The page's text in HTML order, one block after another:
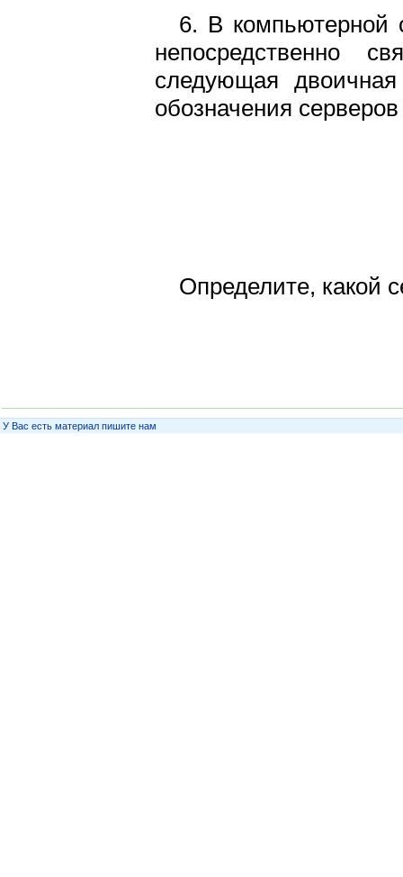
6. В компьютерной
непосредственно
следующая
обозначения серверов
Определите, какой
У Вас есть материал пишите нам